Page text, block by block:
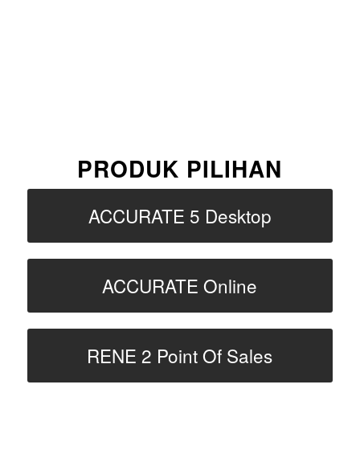
PRODUK PILIHAN
ACCURATE 5 Desktop
ACCURATE Online
RENE 2 Point Of Sales